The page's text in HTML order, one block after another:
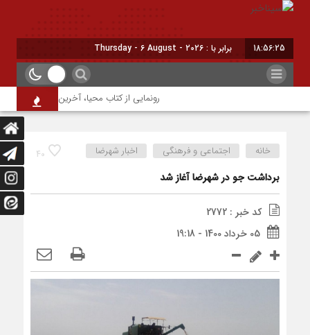
18:56:26 برابر با : Thursday - 6 August - 2026
رونمایی از کتاب محیا، آخرین اثر نویسنده
40 خانه اجتماعی و فرهنگی اخبار شهرضا
برداشت جو در شهرضا آغاز شد
کد خبر : 2772
05 خرداد 1400 - 19:18